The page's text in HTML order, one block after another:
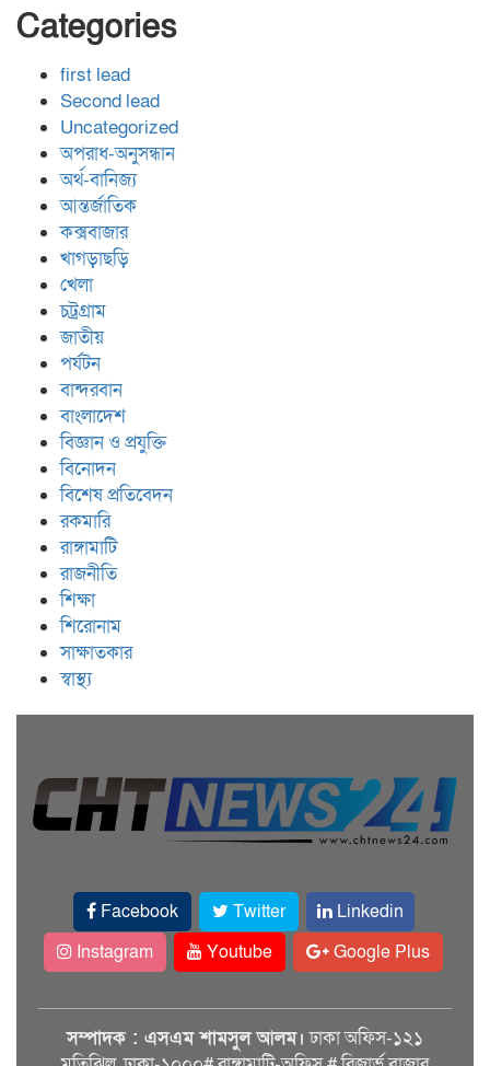
Categories
first lead
Second lead
Uncategorized
অপরাধ-অনুসন্ধান
অর্থ-বানিজ্য
আন্তর্জাতিক
কক্সবাজার
খাগড়াছড়ি
খেলা
চট্রগ্রাম
জাতীয়
পর্যটন
বান্দরবান
বাংলাদেশ
বিজ্ঞান ও প্রযুক্তি
বিনোদন
বিশেষ প্রতিবেদন
রকমারি
রাঙ্গামাটি
রাজনীতি
শিক্ষা
শিরোনাম
সাক্ষাতকার
স্বাস্থ্য
Facebook Twitter
Linkedin
Instagram
Youtube Google Plus
সম্পাদক : এসএম শামসুল আলম। ঢাকা অফিস-১২১